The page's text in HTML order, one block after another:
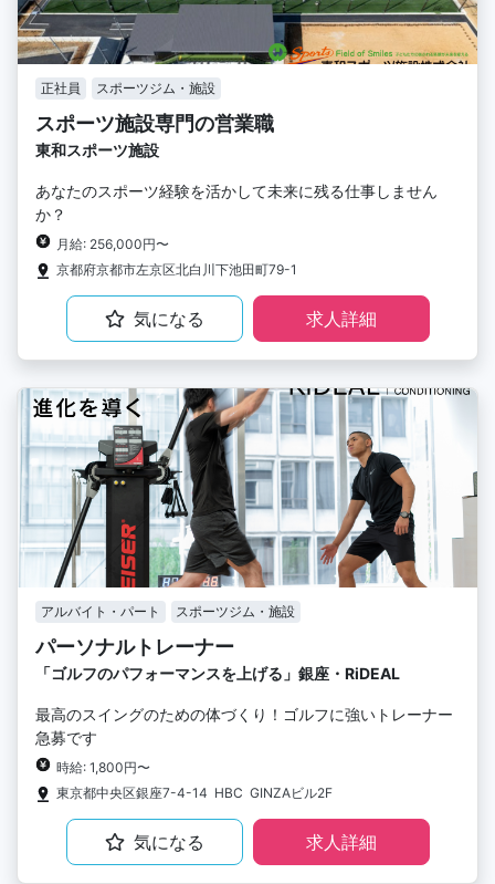
正社員 スポーツジム・施設
スポーツ施設専門の営業職
東和スポーツ施設
あなたのスポーツ経験を活かして未来に残る仕事しません
か？
月給: 256,000円〜
京都府京都市左京区北白川下池田町79-1
気になる 求人詳細
アルバイト・パート スポーツジム・施設
パーソナルトレーナー
「ゴルフのパフォーマンスを上げる」銀座・RiDEAL
最高のスイングのための体づくり！ゴルフに強いトレーナー
急募です
時給: 1,800円〜
東京都中央区銀座7-4-14 HBC GINZAビル2F
気になる 求人詳細